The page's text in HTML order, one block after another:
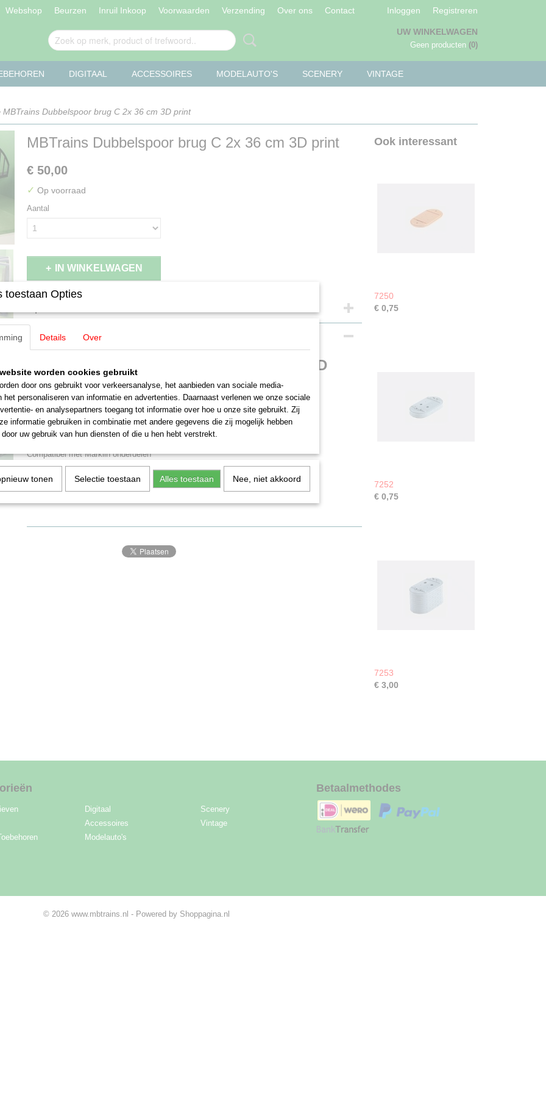
Webshop Beurzen Inruil Inkoop Voorwaarden Verzending Over ons Contact Inloggen Registreren
UW WINKELWAGEN
Geen producten (0)
DIGITAAL ACCESSOIRES MODELAUTO'S SCENERY VINTAGE
MBTrains Dubbelspoor brug C 2x 36 cm 3D print
MBTrains Dubbelspoor brug C 2x 36 cm 3D print
€ 50,00
✓ Op voorraad
Aantal
IN WINKELWAGEN
Schaal
Staat
Omschrijving
MBTrains Dubbelspoor brug C 2x 36 cm 3D
print
2x 36 cm dubbelspoorbrug voor C-rrails met 2 pijlers
Wordt zonder rails geleverd
Compatibel met Marklin onderdelen
Ook interessant
7250
€ 0,75
7252
€ 0,75
7253
€ 3,00
Digitaal
Accessoires
Modelauto's
Scenery
Vintage
Betaalmethodes
© 2026 www.mbtrains.nl - Powered by Shoppagina.nl
toestaan Opties
Details Over
worden cookies gebruikt
door ons gebruikt voor verkeersanalyse, het aanbieden van sociale media-
het personaliseren van informatie en advertenties. Daarnaast verlenen we onze sociale
en analysepartners toegang tot informatie over hoe u onze site gebruikt. Zij
informatie gebruiken in combinatie met andere gegevens die zij mogelijk hebben
uw gebruik van hun diensten of die u hen hebt verstrekt.
tonen Selectie toestaan Alles toestaan Nee, niet akkoord